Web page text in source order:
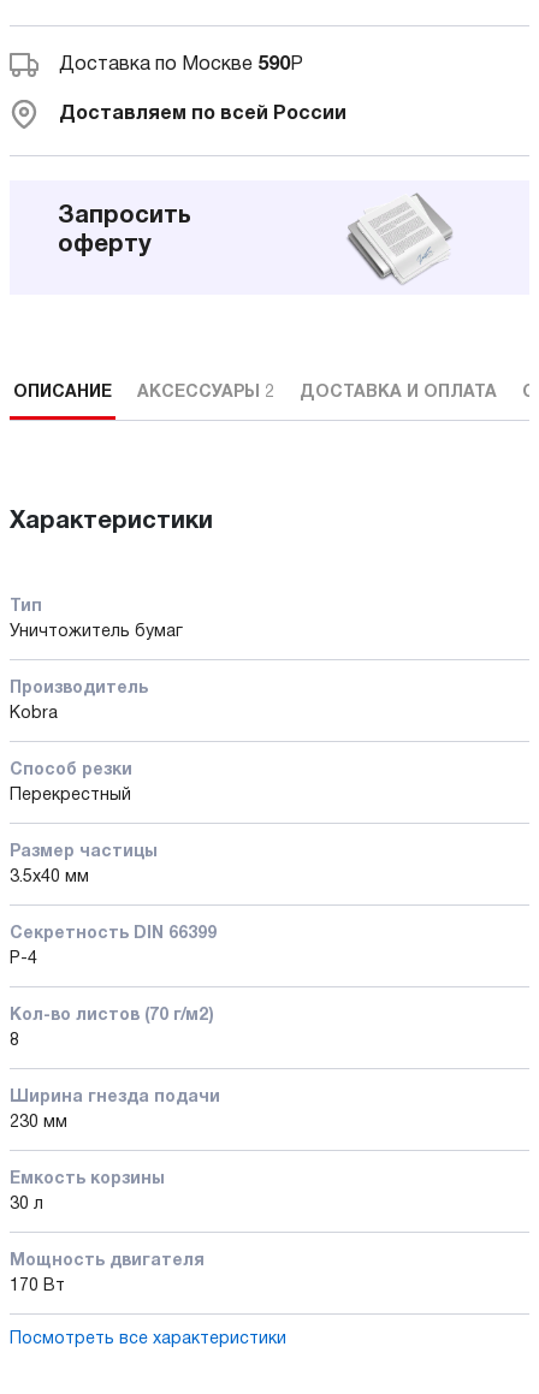
Доставка по Москве 590Р
Доставляем по всей России
Запросить
оферту
ОПИСАНИЕ АКСЕССУАРЫ 2 ДОСТАВКА И ОПЛАТА
Характеристики
Тип
Уничтожитель бумаг
Производитель
Kobra
Способ резки
Перекрестный
Размер частицы
3.5x40 мм
Секретность DIN 66399
P-4
Кол-во листов (70 г/м2)
8
Ширина гнезда подачи
230 мм
Емкость корзины
30 л
Мощность двигателя
170 Вт
Посмотреть все характеристики